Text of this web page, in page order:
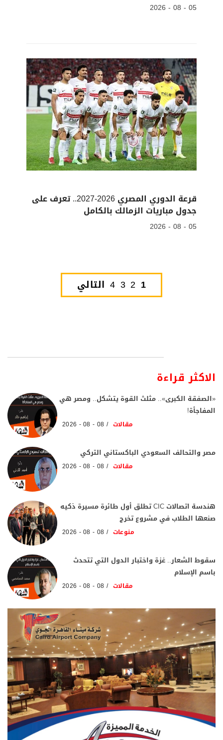
05 - 08 - 2026
قرعة الدوري المصري 2026-2027.. تعرف على
جدول مباريات الزمالك بالكامل
05 - 08 - 2026
1
2
3
4 التالي
الاكثر قراءة
«الصفقة الكبرى».. مثلث القوة يتشكل.. ومصر هي
المفاجأة!
مقالات 08 - 08 - 2026
مصر والتحالف السعودي الباكستاني التركي
مقالات 08 - 08 - 2026
هندسة اتصالات CIC تطلق أول طائرة مسيرة ذكيه
صنعها الطلاب في مشروع تخرج
منوعات 08 - 08 - 2026
سقوط الشعار.. غزة واختبار الدول التي تتحدث
باسم الإسلام
مقالات 08 - 08 - 2026